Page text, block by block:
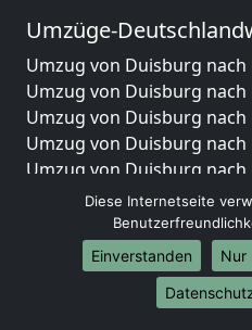
Umzüge-
Umzug von Duisburg nach
Umzug von Duisburg
Umzug von Duisburg
Umzug von Duisburg nach
Umzug von Duisburg
Umzug von Duisburg
Umzug von Duisburg
Umzug von Duisburg
Umzug von Duisburg
Umzug von Duisburg nach
Diese Internetseite
Einverstanden
Nur